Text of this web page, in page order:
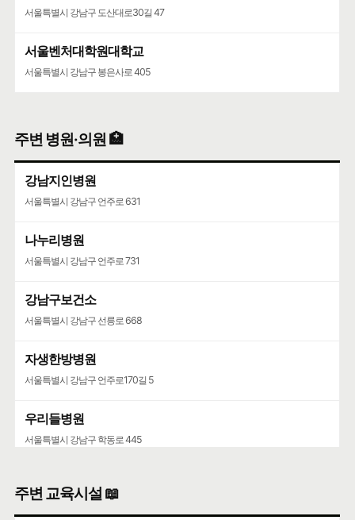
서울특별시 강남구 도산대로30길 47
서울벤처대학원대학교
서울특별시 강남구 봉은사로 405
주변 병원·의원 🏥
강남지인병원
서울특별시 강남구 언주로 631
나누리병원
서울특별시 강남구 언주로 731
강남구보건소
서울특별시 강남구 선릉로 668
자생한방병원
서울특별시 강남구 언주로170길 5
우리들병원
서울특별시 강남구 학동로 445
서울특별시 강남구 삼성로147길 46
주변 교육시설 📖